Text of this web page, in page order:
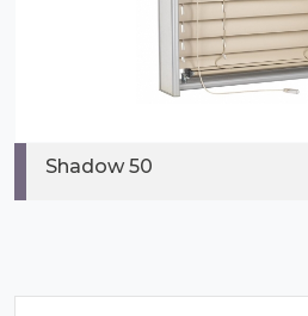
Shadow 50